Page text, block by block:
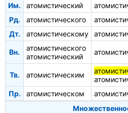
Им.
атомистический
Рд.
атомистического
Дт.
атомистическому
Вн.
атомистического
атомистический
Тв. атомистическим
Пр. атомистическом